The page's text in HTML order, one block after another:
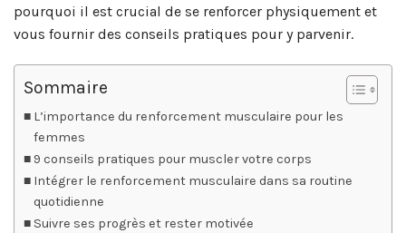
pourquoi il est crucial de se renforcer physiquement et
vous fournir des conseils pratiques pour y parvenir.
Sommaire
L’importance du renforcement musculaire pour les
femmes
9 conseils pratiques pour muscler votre corps
Intégrer le renforcement musculaire dans sa routine
quotidienne
Suivre ses progrès et rester motivée